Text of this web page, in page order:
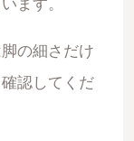
ます。
の細さだけ
認してくだ